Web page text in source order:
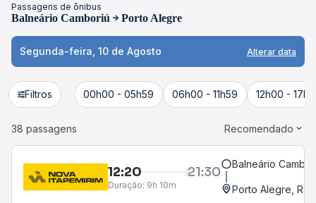
Passagens de ônibus
Balneário Camboriú Porto Alegre
Segunda-feira, 10 de Agosto Alterar data
Filtros 00h00 - 05h59 06h00 - 11h59 12h00 -
38 passagens Recomendado
12:20 21:30
Duração: 9h 10m
Balneário
Porto Alegre, RS